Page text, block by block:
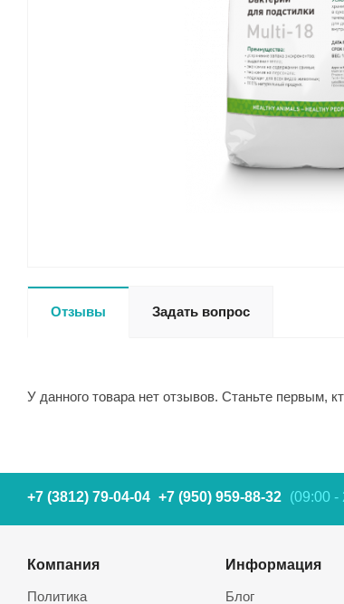
Отзывы Задать вопрос
У данного товара нет отзывов. Станьте первым,
+7 (3812) 79-04-04 +7 (950) 959-88-32 (09:00 -
Компания
Политика
Информация
Блог